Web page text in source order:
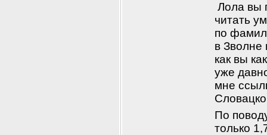
Лола вы
читать
по
в Зволне
как вы
уже
мне
По
только